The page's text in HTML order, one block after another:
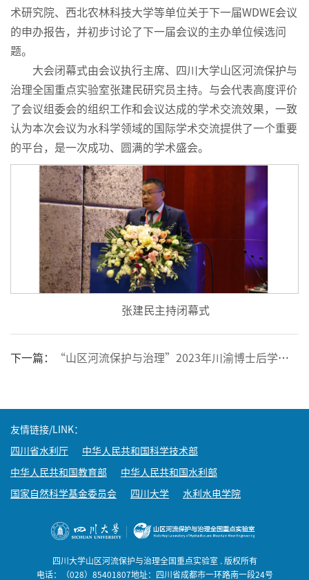
术研究院、西北农林科技大学等单位关于下一届WDWE会议
的申办报告，并初步讨论了下一届会议的主办单位候选问
题。
大会闭幕式由会议执行主席、四川大学山区河流保护与
治理全国重点实验室张建民研究员主持。与会代表高度评价
了会议组委会的组织工作和会议达成的学术交流效果，一致
认为本次会议为水科学领域的国际学术交流提供了一个重要
的平台，是一次成功、圆满的学术盛会。
张建民主持闭幕式
下一篇： “山区河流保护与治理”2023年川渝博士后学术交流活动在四川大学举办
友情链接/LINK：
四川省水利厅 中华人民共和国科学技术部
中华人民共和国教育部 中华人民共和国水利部
国家自然科学基金委员会 四川大学 水利水电学院
四川大学山区河流保护与治理全国重点实验室 . 版权所有
电话：（028）85401807地址：四川省成都市一环路南一段24号